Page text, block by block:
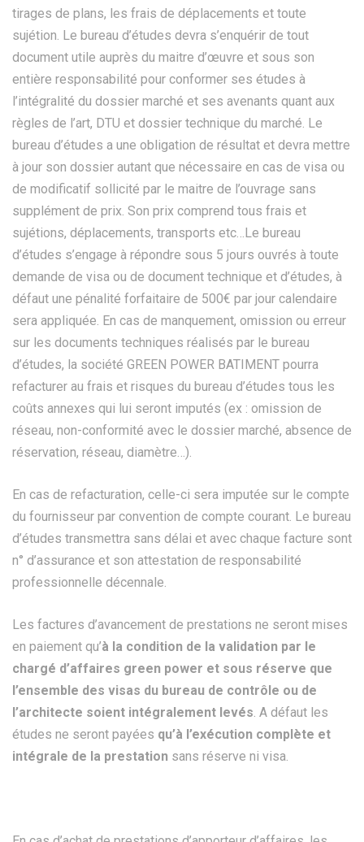
tirages de plans, les frais de déplacements et toute
sujétion. Le bureau d’études devra s’enquérir de tout
document utile auprès du maitre d’œuvre et sous son
entière responsabilité pour conformer ses études à
l’intégralité du dossier marché et ses avenants quant aux
règles de l’art, DTU et dossier technique du marché. Le
bureau d’études a une obligation de résultat et devra mettre
à jour son dossier autant que nécessaire en cas de visa ou
de modificatif sollicité par le maitre de l’ouvrage sans
supplément de prix. Son prix comprend tous frais et
sujétions, déplacements, transports etc…Le bureau
d’études s’engage à répondre sous 5 jours ouvrés à toute
demande de visa ou de document technique et d’études, à
défaut une pénalité forfaitaire de 500€ par jour calendaire
sera appliquée. En cas de manquement, omission ou erreur
sur les documents techniques réalisés par le bureau
d’études, la société GREEN POWER BATIMENT pourra
refacturer au frais et risques du bureau d’études tous les
coûts annexes qui lui seront imputés (ex : omission de
réseau, non-conformité avec le dossier marché, absence de
réservation, réseau, diamètre…).
En cas de refacturation, celle-ci sera imputée sur le compte
du fournisseur par convention de compte courant. Le bureau
d’études transmettra sans délai et avec chaque facture sont
n° d’assurance et son attestation de responsabilité
professionnelle décennale.
Les factures d’avancement de prestations ne seront mises
en paiement qu’à la condition de la validation par le
chargé d’affaires green power et sous réserve que
l’ensemble des visas du bureau de contrôle ou de
l’architecte soient intégralement levés. A défaut les
études ne seront payées qu’à l’exécution complète et
intégrale de la prestation sans réserve ni visa.